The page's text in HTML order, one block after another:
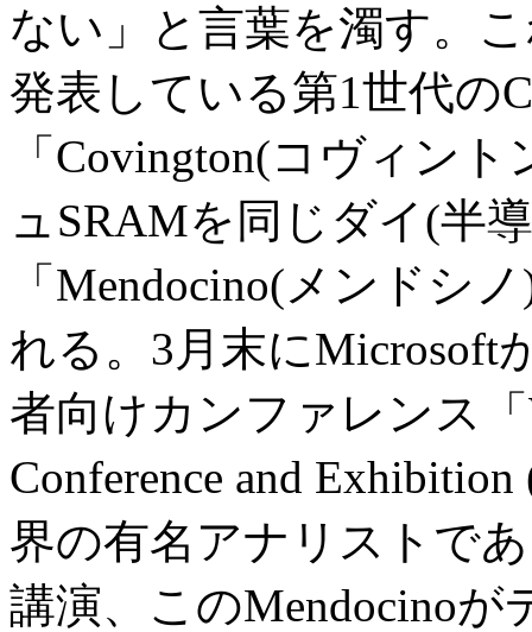
ない」と言葉を濁す。
発表している第1世代の
「Covington(コヴィン
ュSRAMを同じダイ(半
「Mendocino(メンドシ
れる。3月末にMicrosoft
者向けカンファレンス「
Conference and
界の有名アナリストで
講演、このMendocino